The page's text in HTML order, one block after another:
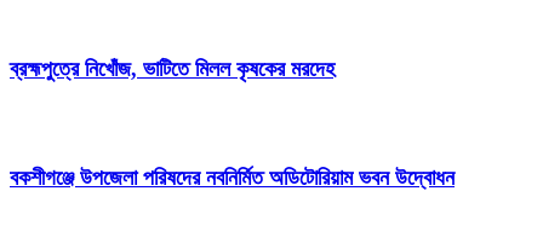
ব্রহ্মপুত্রে নিখোঁজ, ভাটিতে মিলল কৃষকের মরদেহ
বকশীগঞ্জে উপজেলা পরিষদের নবনির্মিত অডিটোরিয়াম ভবন উদ্বোধন